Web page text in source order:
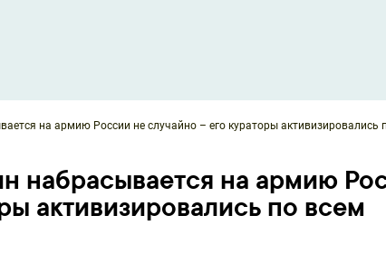
набрасывается на армию
активизировались по всем